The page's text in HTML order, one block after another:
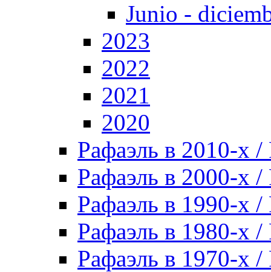
Junio -
2023
2022
2021
2020
Рафаэль в 2010-х /
Рафаэль в 2000-х /
Рафаэль в 1990-х /
Рафаэль в 1980-х /
Рафаэль в 1970-х /